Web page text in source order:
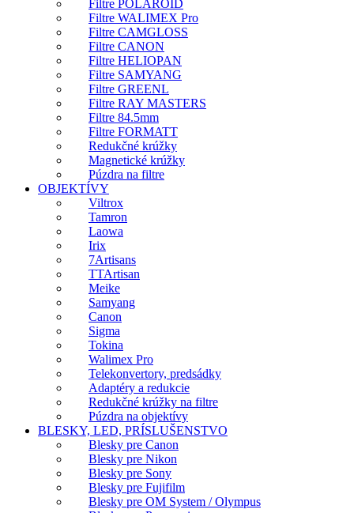
Filtre POLAROID
Filtre WALIMEX Pro
Filtre CAMGLOSS
Filtre CANON
Filtre HELIOPAN
Filtre SAMYANG
Filtre GREENL
Filtre RAY MASTERS
Filtre 84.5mm
Filtre FORMATT
Redukčné krúžky
Magnetické krúžky
Púzdra na filtre
OBJEKTÍVY
Viltrox
Tamron
Laowa
Irix
7Artisans
TTArtisan
Meike
Samyang
Canon
Sigma
Tokina
Walimex Pro
Telekonvertory, predsádky
Adaptéry a redukcie
Redukčné krúžky na filtre
Púzdra na objektívy
BLESKY, LED, PRÍSLUŠENSTVO
Blesky pre Canon
Blesky pre Nikon
Blesky pre Sony
Blesky pre Fujifilm
Blesky pre OM System / Olympus